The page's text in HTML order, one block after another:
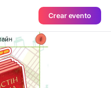
Crear evento